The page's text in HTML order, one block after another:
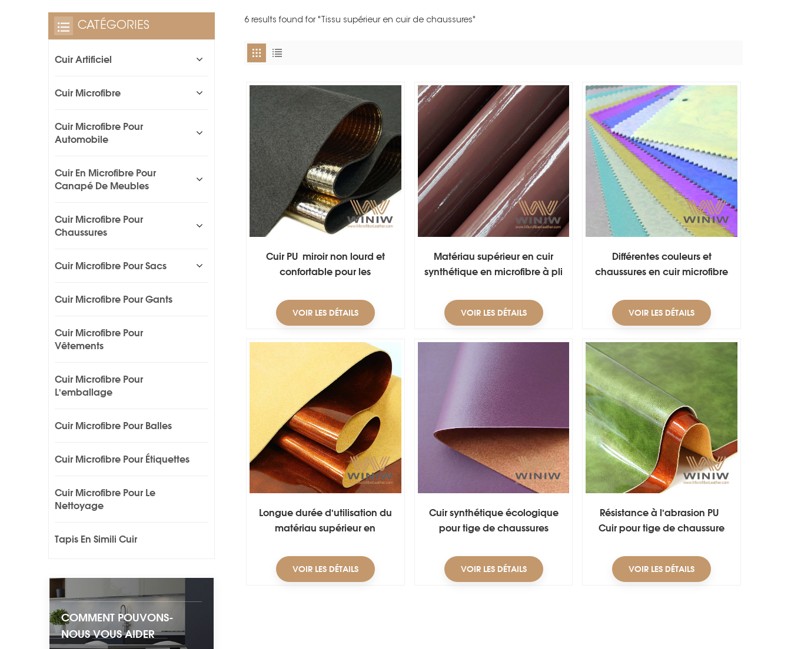
6 results found for "Tissu supérieur en cuir de chaussures"
Cuir PU miroir non lourd et
confortable pour les
VOIR LES DÉTAILS
Matériau supérieur en cuir
synthétique en microfibre à pli
chaussures
VOIR LES DÉTAILS
Différentes couleurs et
chaussures en cuir microfibre
VOIR LES DÉTAILS
Longue durée d'utilisation du
matériau supérieur en
Shoes
VOIR LES DÉTAILS
Cuir synthétique écologique
pour tige de chaussures
VOIR LES DÉTAILS
Résistance à l'abrasion PU
Cuir pour tige de chaussure
VOIR LES DÉTAILS
CATÉGORIES
Cuir Artificiel
Cuir Microfibre
Cuir Microfibre Pour
Automobile
Cuir En Microfibre Pour
Canapé De Meubles
Cuir Microfibre Pour
Chaussures
Cuir Microfibre Pour Sacs
Cuir Microfibre Pour Gants
Cuir Microfibre Pour
Vêtements
Cuir Microfibre Pour
L'emballage
Cuir Microfibre Pour Balles
Cuir Microfibre Pour Étiquettes
Cuir Microfibre Pour Le
Nettoyage
Tapis En Simili Cuir
COMMENT POUVONS-
NOUS VOUS AIDER